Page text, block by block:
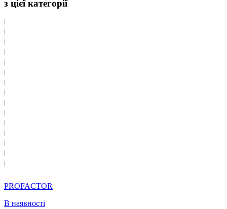
з цієї категорії
PROFACTOR
В наявності